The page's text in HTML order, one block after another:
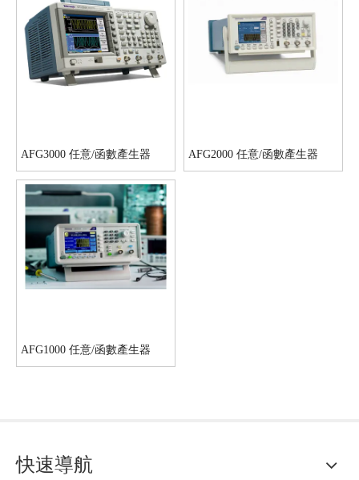
AFG3000 任意/函數產生器 AFG2000 任意/函數產生器
AFG1000 任意/函數產生器
快速導航